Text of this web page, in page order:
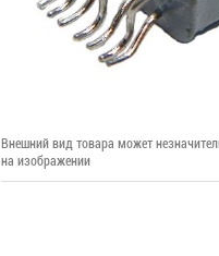
Внешний вид товара может
на изображении